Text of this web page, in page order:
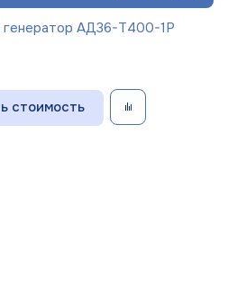
генератор АД36-Т400-1Р
стоимость